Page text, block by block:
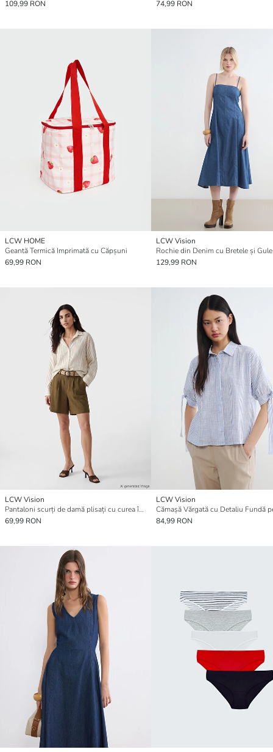
109,99 RON 74,99 RON
LCW HOME
Geantă Termică Imprimată cu Căpșuni
69,99 RON
LCW Vision
Rochie din Denim cu Bretele și
129,99 RON
LCW Vision
Pantaloni scurți de damă plisați cu curea în talie
69,99 RON
LCW Vision
84,99 RON